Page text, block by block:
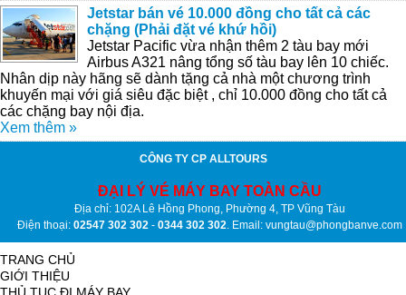
Jetstar bán vé 10.000 đồng cho tất cả các
chặng (Phải đặt vé khứ hồi)
Jetstar Pacific vừa nhận thêm 2 tàu bay mới
Airbus A321 nâng tổng số tàu bay lên 10 chiếc.
Nhân dịp này hãng sẽ dành tặng cả nhà một chương trình
khuyến mại với giá siêu đặc biệt , chỉ 10.000 đồng cho tất cả
các chặng bay nội địa.
Xem thêm »
CÔNG TY CP ALLTOURS
ĐẠI LÝ VÉ MÁY BAY TOÀN CẦU
Địa chỉ: 102A Lê Hồng Phong, Phường 4, TP Vũng Tàu
Điện thoại: 02547 302 302 - 0344 302 302. Email: vungtau@phongbanve.com
TRANG CHỦ
GIỚI THIỆU